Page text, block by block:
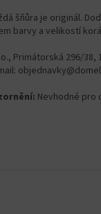
šňůra je originál.
barvy a velikostí
Primátorská 296/38,
Nevhodné pro